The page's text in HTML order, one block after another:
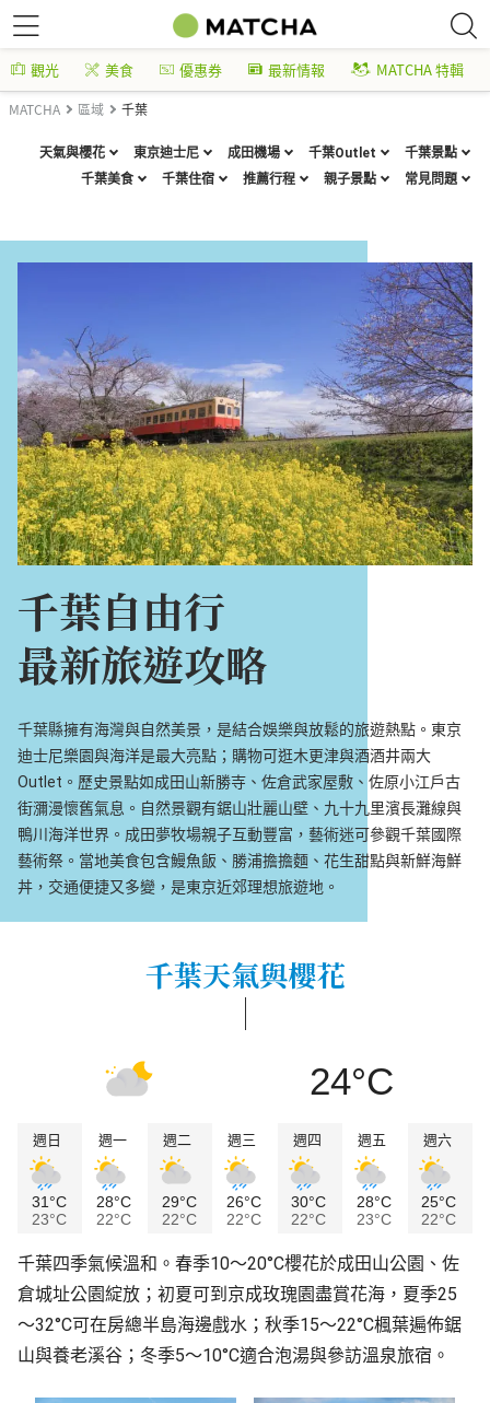
觀光 美食 優惠券 最新情報 MATCHA 特輯
MATCHA 區域 千葉
天氣與櫻花 東京迪士尼 成田機場 千葉Outlet
千葉景點
千葉美食
千葉住宿 推薦行程 親子景點 常見問題
千葉自由行
最新旅遊攻略
千葉縣擁有海灣與自然美景，是結合娛樂與放鬆的旅遊熱點。東京
迪士尼樂園與海洋是最大亮點；購物可逛木更津與酒酒井兩大
Outlet。歷史景點如成田山新勝寺、佐倉武家屋敷、佐原小江戶古
街瀰漫懷舊氣息。自然景觀有鋸山壯麗山壁、九十九里濱長灘線與
鴨川海洋世界。成田夢牧場親子互動豐富，藝術迷可參觀千葉國際
藝術祭。當地美食包含鰻魚飯、勝浦擔擔麵、花生甜點與新鮮海鮮
丼，交通便捷又多變，是東京近郊理想旅遊地。
千葉天氣與櫻花
24°C
週日
31°C
23°C
週一
28°C
22°C
週二
29°C
22°C
週三
26°C
22°C
週四
30°C
22°C
週五
28°C
23°C
週六
25°C
22°C
千葉四季氣候溫和。春季10～20°C櫻花於成田山公園、佐
倉城址公園綻放；初夏可到京成玫瑰園盡賞花海，夏季25
～32°C可在房總半島海邊戲水；秋季15～22°C楓葉遍佈鋸
山與養老溪谷；冬季5～10°C適合泡湯與參訪溫泉旅宿。